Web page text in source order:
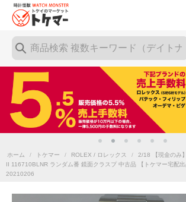
ホーム / トケマー / ROLEX / ロレックス /
2/18 【現金のみ
II 116710BLNR ランダム番 鏡面クラスプ 中古品 【トケマー宅配出
20210206